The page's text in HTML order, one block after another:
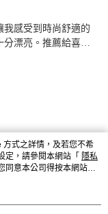
我感受到時尚舒適的
分漂亮。推薦給喜歡
式之詳情，及若您不希
定，請參閱本網站「 隱私
同意本公司得按本網站使